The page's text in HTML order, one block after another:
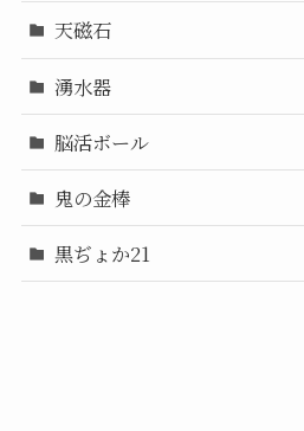
天磁石
湧水器
脳活ボール
鬼の金棒
黒ぢょか21